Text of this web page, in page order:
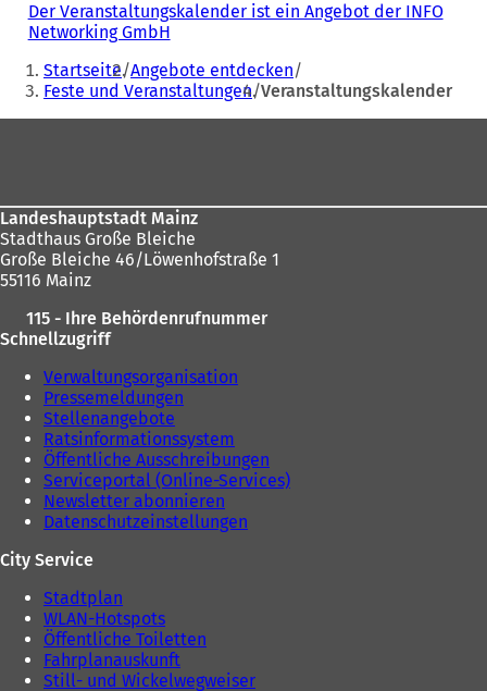
Der Veranstaltungskalender ist ein Angebot der INFO
Networking GmbH
Sie
befinden
sich
Startseite Angebote entdecken
Feste und Veranstaltungen Veranstaltungskalender
Landeshauptstadt Mainz
Stadthaus Große Bleiche
Große Bleiche 46/Löwenhofstraße 1
55116 Mainz
115 - Ihre Behördenrufnummer
Schnellzugriff
Verwaltungsorganisation
Pressemeldungen
Stellenangebote
Ratsinformationssystem
Öffentliche Ausschreibungen
Serviceportal (Online-Services)
Newsletter abonnieren
Datenschutzeinstellungen
City Service
Stadtplan
WLAN-Hotspots
Öffentliche Toiletten
Fahrplanauskunft
Still- und Wickelwegweiser